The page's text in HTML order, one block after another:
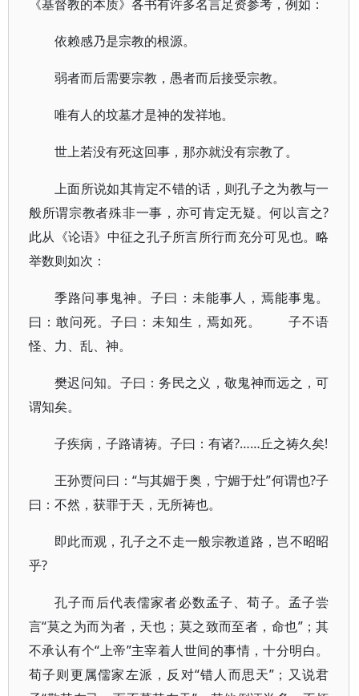
《基督教的本质》各书有许多名言足资参考，例如：
依赖感乃是宗教的根源。
弱者而后需要宗教，愚者而后接受宗教。
唯有人的坟墓才是神的发祥地。
世上若没有死这回事，那亦就没有宗教了。
上面所说如其肯定不错的话，则孔子之为教与一
般所谓宗教者殊非一事，亦可肯定无疑。何以言之?
此从《论语》中征之孔子所言所行而充分可见也。略
举数则如次：
季路问事鬼神。子曰：未能事人，焉能事鬼。
曰：敢问死。子曰：未知生，焉如死。 子不语
怪、力、乱、神。
樊迟问知。子曰：务民之义，敬鬼神而远之，可
谓知矣。
子疾病，子路请祷。子曰：有诸?……丘之祷久矣!
王孙贾问曰：“与其媚于奥，宁媚于灶”何谓也?子
曰：不然，获罪于天，无所祷也。
即此而观，孔子之不走一般宗教道路，岂不昭昭
乎?
孔子而后代表儒家者必数孟子、荀子。孟子尝
言“莫之为而为者，天也；莫之致而至者，命也”；其
不承认有个“上帝”主宰着人世间的事情，十分明白。
荀子则更属儒家左派，反对“错人而思天”；又说君